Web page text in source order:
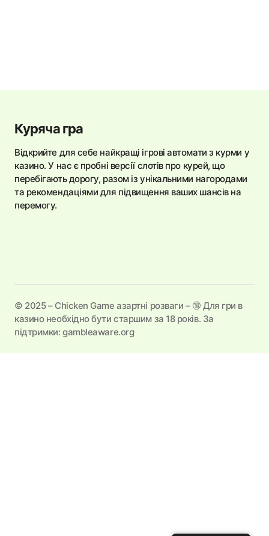
Куряча гра
Відкрийте для себе найкращі ігрові автомати з курми у
казино. У нас є пробні версії слотів про курей, що
перебігають дорогу, разом із унікальними нагородами
та рекомендаціями для підвищення ваших шансів на
перемогу.
©️ 2025 – Chicken Game азартні розваги – 🔞 Для гри в
казино необхідно бути старшим за 18 років. За
підтримки: gambleaware.org